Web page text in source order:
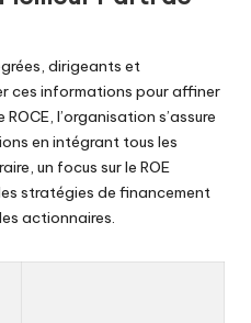
dirigeants et
ces informations pour affiner
l’organisation s’assure
en intégrant tous les
un focus sur le ROE
stratégies de financement
actionnaires.